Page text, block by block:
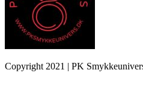
Copyright 2021 | PK